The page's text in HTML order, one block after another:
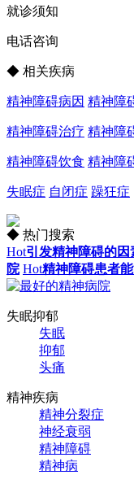
就诊须知
电话咨询
◆ 相关疾病
精神障碍病因 精神障
精神障碍治疗 精神障
精神障碍饮食 精神障
失眠症 自闭症 躁狂症
◆ 热门搜索
Hot引发精神障碍的
院 Hot精神障碍患者
失眠抑郁
失眠
抑郁
头痛
精神疾病
精神分裂症
神经衰弱
精神障碍
精神病